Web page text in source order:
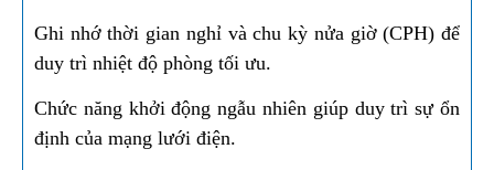
Ghi nhớ thời gian nghỉ và chu kỳ nửa giờ (CPH) để
duy trì nhiệt độ phòng tối ưu.
Chức năng khởi động ngẫu nhiên giúp duy trì sự ổn
định của mạng lưới điện.